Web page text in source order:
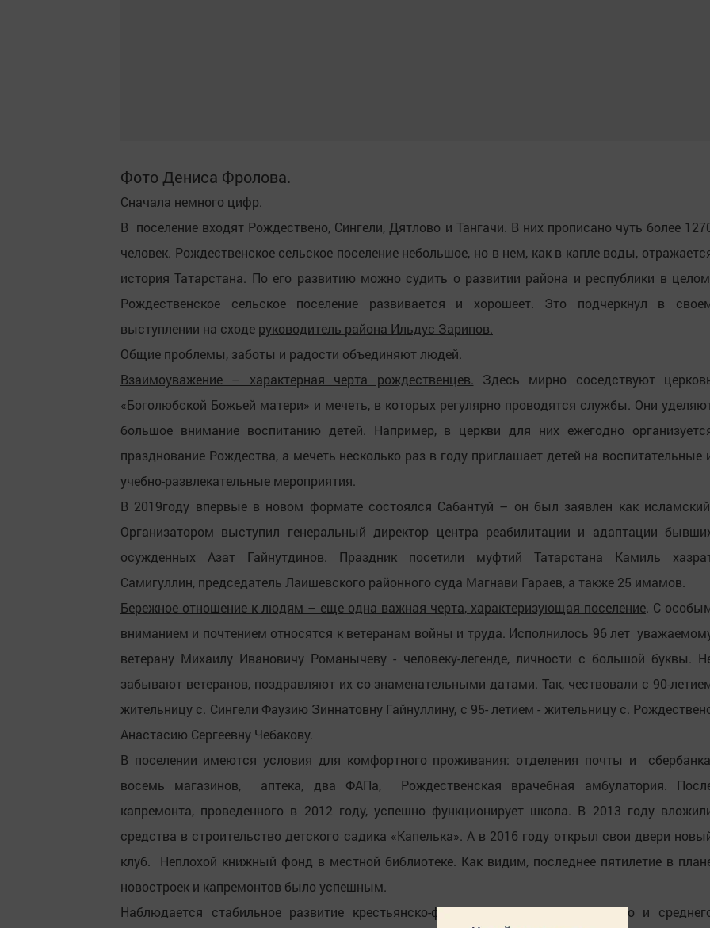
Фото Дениса Фролова.
Сначала немного цифр.
В поселение входят Рождествено, Сингели, Дятлово и Тангачи. В них прописано чуть более
человек. Рождественское сельское поселение небольшое, но в нем, как в капле воды,
история Татарстана. По его развитию можно судить о развитии района и республики в
Рождественское сельское поселение развивается и хорошеет. Это подчеркнул в
выступлении на сходе руководитель района Ильдус Зарипов.
Общие проблемы, заботы и радости объединяют людей.
Взаимоуважение – характерная черта рождественцев. Здесь мирно соседствуют
«Боголюбской Божьей матери» и мечеть, в которых регулярно проводятся службы. Они
большое внимание воспитанию детей. Например, в церкви для них ежегодно
празднование Рождества, а мечеть несколько раз в году приглашает детей на воспитательные
учебно-развлекательные мероприятия.
В 2019году впервые в новом формате состоялся Сабантуй – он был заявлен как
Организатором выступил генеральный директор центра реабилитации и адаптации
осужденных Азат Гайнутдинов. Праздник посетили муфтий Татарстана Камиль
Самигуллин, председатель Лаишевского районного суда Магнави Гараев, а также 25 имамов.
Бережное отношение к людям – еще одна важная черта, характеризующая поселение. С
вниманием и почтением относятся к ветеранам войны и труда. Исполнилось 96 лет
ветерану Михаилу Ивановичу Романычеву - человеку-легенде, личности с большой буквы.
забывают ветеранов, поздравляют их со знаменательными датами. Так, чествовали с 90-
жительницу с. Сингели Фаузию Зиннатовну Гайнуллину, с 95- летием - жительницу с.
Анастасию Сергеевну Чебакову.
В поселении имеются условия для комфортного проживания: отделения почты и
восемь магазинов, аптека, два ФАПа, Рождественская врачебная амбулатория.
капремонта, проведенного в 2012 году, успешно функционирует школа. В 2013 году
средства в строительство детского садика «Капелька». А в 2016 году открыл свои двери
клуб. Неплохой книжный фонд в местной библиотеке. Как видим, последнее пятилетие в
новостроек и капремонтов было успешным.
Наблюдается стабильное развитие крестьянско-фермерских хозяйств и малого и